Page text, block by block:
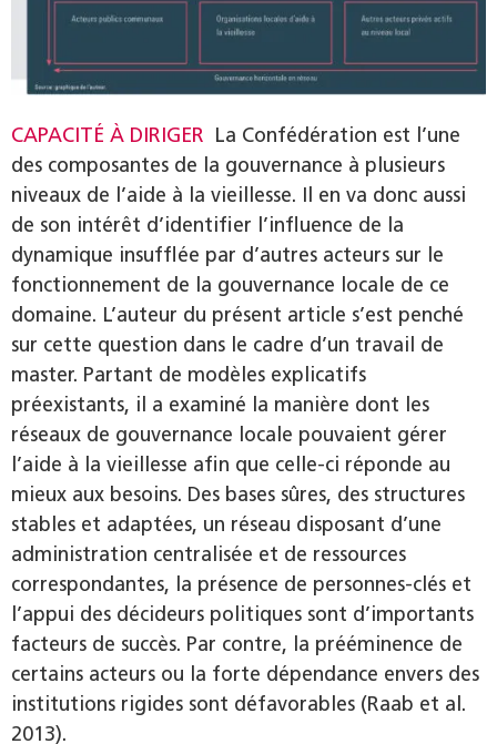
CAPACITÉ À DIRIGER La Confédération est l’une
des composantes de la gouvernance à plusieurs
niveaux de l’aide à la vieillesse. Il en va donc aussi
de son intérêt d’identifier l’influence de la
dynamique insufflée par d’autres acteurs sur le
fonctionnement de la gouvernance locale de ce
domaine. L’auteur du présent article s’est penché
sur cette question dans le cadre d’un travail de
master. Partant de modèles explicatifs
préexistants, il a examiné la manière dont les
réseaux de gouvernance locale pouvaient gérer
l’aide à la vieillesse afin que celle-ci réponde au
mieux aux besoins. Des bases sûres, des structures
stables et adaptées, un réseau disposant d’une
administration centralisée et de ressources
correspondantes, la présence de personnes-clés et
l’appui des décideurs politiques sont d’importants
facteurs de succès. Par contre, la prééminence de
certains acteurs ou la forte dépendance envers des
institutions rigides sont défavorables (Raab et al.
2013).